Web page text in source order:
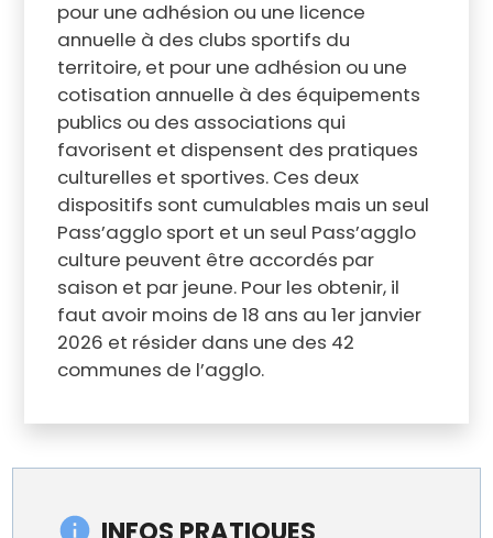
pour une adhésion ou une licence
annuelle à des clubs sportifs du
territoire, et pour une adhésion ou une
cotisation annuelle à des équipements
publics ou des associations qui
favorisent et dispensent des pratiques
culturelles et sportives. Ces deux
dispositifs sont cumulables mais un seul
Pass’agglo sport et un seul Pass’agglo
culture peuvent être accordés par
saison et par jeune. Pour les obtenir, il
faut avoir moins de 18 ans au 1er janvier
2026 et résider dans une des 42
communes de l’agglo.
INFOS PRATIQUES